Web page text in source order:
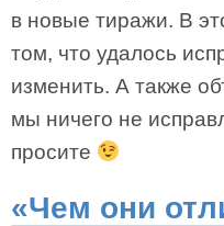
в новые тиражи. В
том, что удалось
изменить. А также
мы ничего не
просите
«Чем они